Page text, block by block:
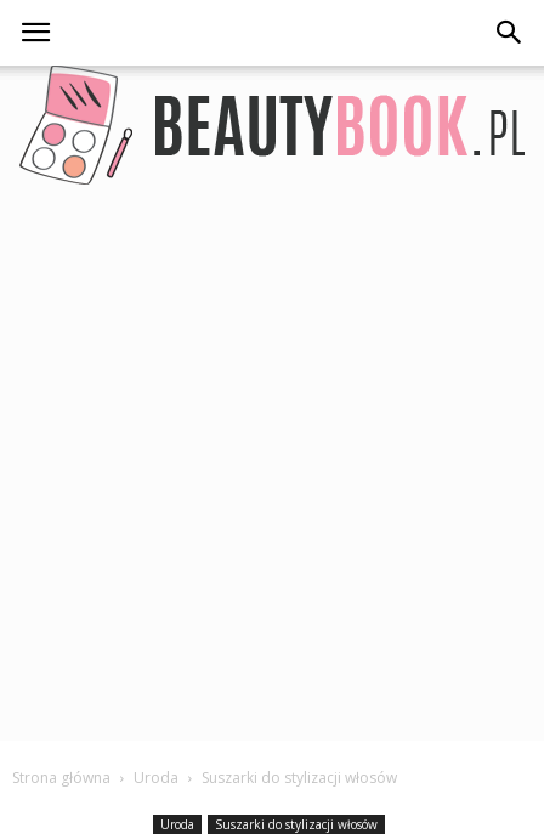
Strona główna Uroda Suszarki do stylizacji włosów
Uroda Suszarki do stylizacji włosów